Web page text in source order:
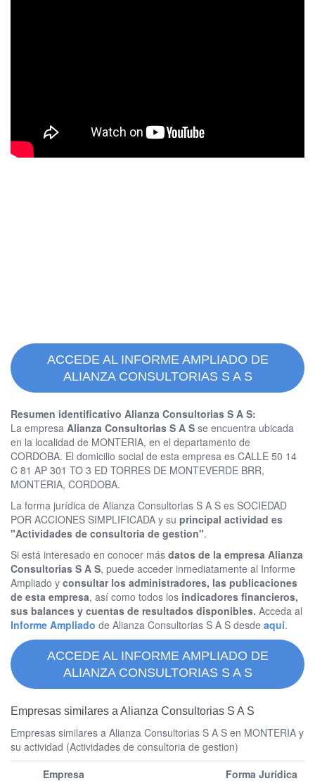
ACCEDE AL INFORME AMPLIADO DE
ALIANZA CONSULTORIAS S A S
Resumen identificativo Alianza Consultorias S A S:
La empresa Alianza Consultorias S A S se encuentra ubicada
en la localidad de MONTERIA, en el departamento de
CORDOBA. El domicilio social de esta empresa es CALLE 50 14
C 81 AP 301 TO 3 ED TORRES DE MONTEVERDE BRR,
MONTERIA, CORDOBA.
La forma jurídica de Alianza Consultorias S A S es SOCIEDAD
POR ACCIONES SIMPLIFICADA y su principal actividad es
"Actividades de consultoria de gestion".
Si está interesado en conocer más datos de la empresa Alianza
Consultorias S A S, puede acceder inmediatamente al Informe
Ampliado y consultar los administradores, las publicaciones
de esta empresa, así como todos los indicadores financieros,
sus balances y cuentas de resultados disponibles. Acceda al
Informe Ampliado de Alianza Consultorias S A S desde aquí.
ACCEDE AL INFORME AMPLIADO DE
ALIANZA CONSULTORIAS S A S
Empresas similares a Alianza Consultorias S A S
Empresas similares a Alianza Consultorias S A S en MONTERIA y
su actividad (Actividades de consultoria de gestion)
Empresa
Forma Jurídica